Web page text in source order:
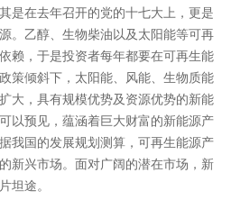
是在去年召开的党的十七大上，更是
。乙醇、生物柴油以及太阳能等可再
赖，于是投资者每年都要在可再生能
策倾斜下，太阳能、风能、生物质能
大，具有规模优势及资源优势的新能
以预见，蕴涵着巨大财富的新能源产
我国的发展规划测算，可再生能源产
新兴市场。面对广阔的潜在市场，新
坦途。